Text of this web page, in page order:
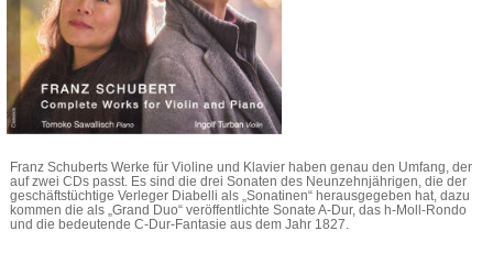
Franz Schuberts Werke für Violine und Klavier haben genau den Umfang, der
auf zwei CDs passt. Es sind die drei Sonaten des Neunzehnjährigen, die der
geschäftstüchtige Verleger Diabelli als „Sonatinen“ herausgegeben hat, dazu
kommen die als „Grand Duo“ veröffentlichte Sonate A-Dur, das h-Moll-Rondo
und die bedeutende C-Dur-Fantasie aus dem Jahr 1827.